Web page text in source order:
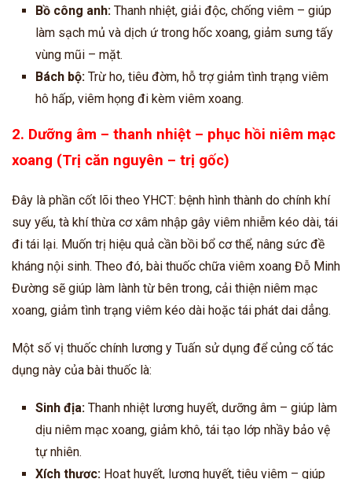
Bồ công anh: Thanh nhiệt, giải độc, chống viêm – giúp
làm sạch mủ và dịch ứ trong hốc xoang, giảm sưng tấy
vùng mũi – mặt.
Bách bộ: Trừ ho, tiêu đờm, hỗ trợ giảm tình trạng viêm
hô hấp, viêm họng đi kèm viêm xoang.
2. Dưỡng âm – thanh nhiệt – phục hồi niêm mạc
xoang (Trị căn nguyên – trị gốc)
Đây là phần cốt lõi theo YHCT: bệnh hình thành do chính khí
suy yếu, tà khí thừa cơ xâm nhập gây viêm nhiễm kéo dài, tái
đi tái lại. Muốn trị hiệu quả cần bồi bổ cơ thể, nâng sức đề
kháng nội sinh. Theo đó, bài thuốc chữa viêm xoang Đỗ Minh
Đường sẽ giúp làm lành từ bên trong, cải thiện niêm mạc
xoang, giảm tình trạng viêm kéo dài hoặc tái phát dai dẳng.
Một số vị thuốc chính lương y Tuấn sử dụng để củng cố tác
dụng này của bài thuốc là:
Sinh địa: Thanh nhiệt lương huyết, dưỡng âm – giúp làm
dịu niêm mạc xoang, giảm khô, tái tạo lớp nhầy bảo vệ
tự nhiên.
Xích thược: Hoạt huyết, lương huyết, tiêu viêm – giúp